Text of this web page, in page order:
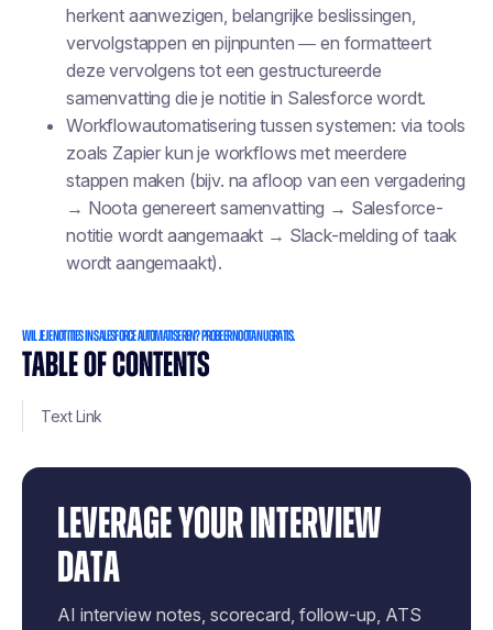
TABLE OF CONTENTS
Text Link
LEVERAGE YOUR INTERVIEW
DATA
AI interview notes, scorecard, follow-up, ATS
herkent aanwezigen, belangrijke beslissingen,
vervolgstappen en pijnpunten — en formatteert
deze vervolgens tot een gestructureerde
samenvatting die je notitie in Salesforce wordt.
Workflowautomatisering tussen systemen: via tools
zoals Zapier kun je workflows met meerdere
stappen maken (bijv. na afloop van een vergadering
→ Noota genereert samenvatting → Salesforce-
notitie wordt aangemaakt → Slack-melding of taak
wordt aangemaakt).
Wil je je notities in Salesforce automatiseren? Probeer Noota nu gratis.